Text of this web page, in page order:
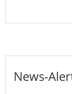
News-